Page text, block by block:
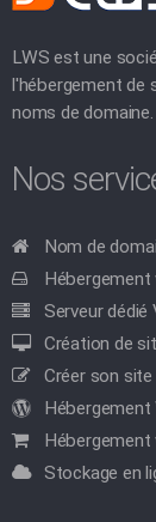
LWS est une
l'hébergement de
noms de domaine.
Nos
Nom de
Hébergement
Serveur dédié
Création de
Créer son
Hébergement
Stockage en